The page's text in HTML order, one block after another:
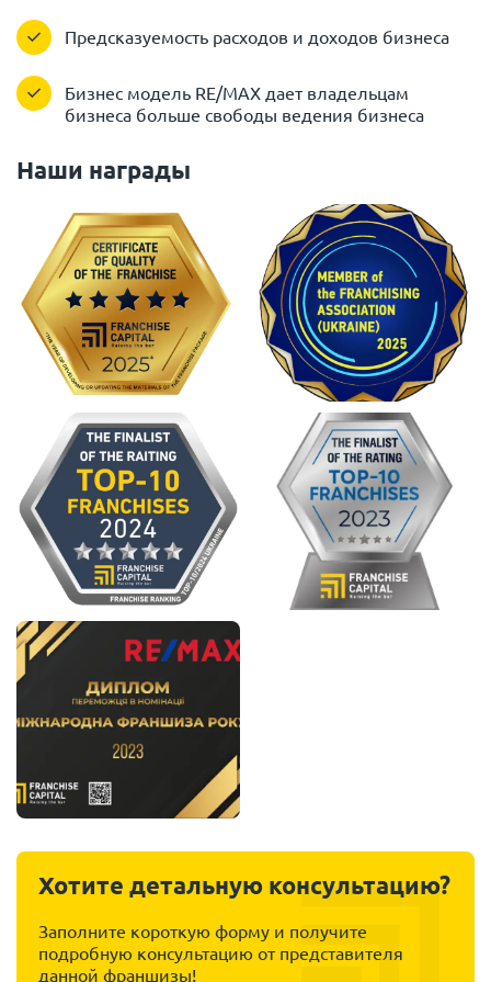
Предсказуемость расходов и доходов бизнеса
Бизнес модель RE/MAX дает владельцам
бизнеса больше свободы ведения бизнеса
Наши награды
Хотите детальную консультацию?
Заполните короткую форму и получите
подробную консультацию от представителя
данной франшизы!